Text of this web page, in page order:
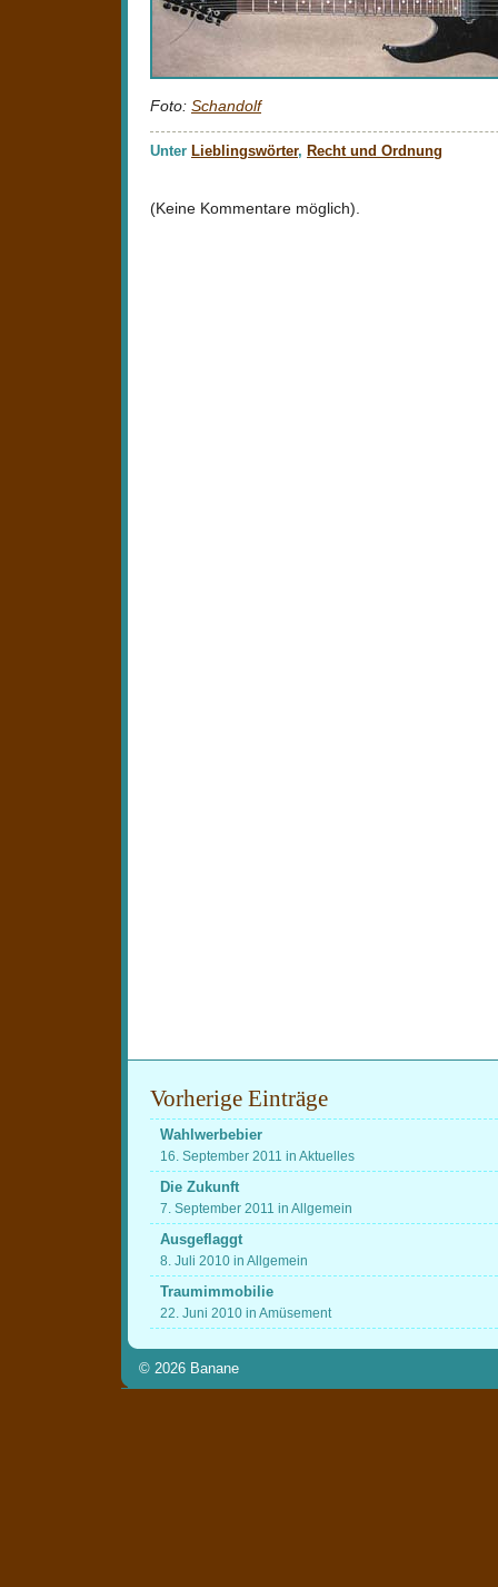
Foto: Schandolf
Unter Lieblingswörter, Recht und Ordnung
(Keine Kommentare möglich).
Vorherige Einträge
Wahlwerbebier
16. September 2011 in Aktuelles
Die Zukunft
7. September 2011 in Allgemein
Ausgeflaggt
8. Juli 2010 in Allgemein
Traumimmobilie
22. Juni 2010 in Amüsement
© 2026 Banane